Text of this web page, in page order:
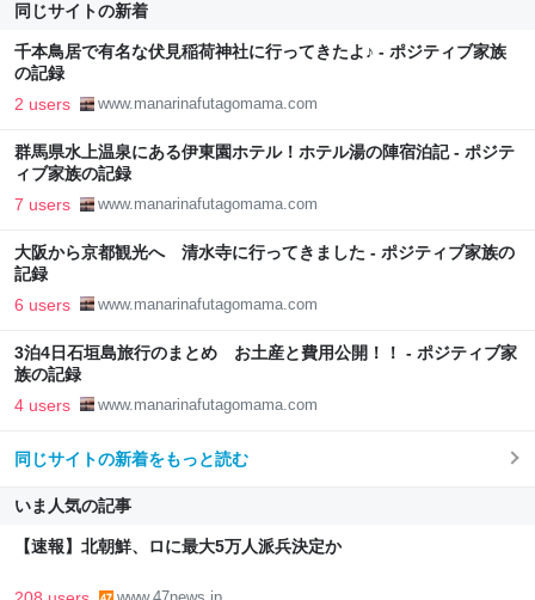
同じサイトの新着
千本鳥居で有名な伏見稲荷神社に行ってきたよ♪ - ポジティブ家族
の記録
2 users www.manarinafutagomama.com
群馬県水上温泉にある伊東園ホテル！ホテル湯の陣宿泊記 - ポジテ
ィブ家族の記録
7 users www.manarinafutagomama.com
大阪から京都観光へ 清水寺に行ってきました - ポジティブ家族の
記録
6 users www.manarinafutagomama.com
3泊4日石垣島旅行のまとめ お土産と費用公開！！ - ポジティブ家
族の記録
4 users www.manarinafutagomama.com
同じサイトの新着をもっと読む
いま人気の記事
【速報】北朝鮮、ロに最大5万人派兵決定か